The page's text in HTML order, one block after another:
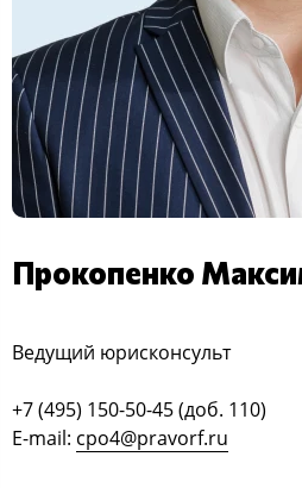
Прокопенко
Ведущий юрисконсульт
+7 (495) 150-50-45 (доб. 110)
E-mail: cpo4@pravorf.ru